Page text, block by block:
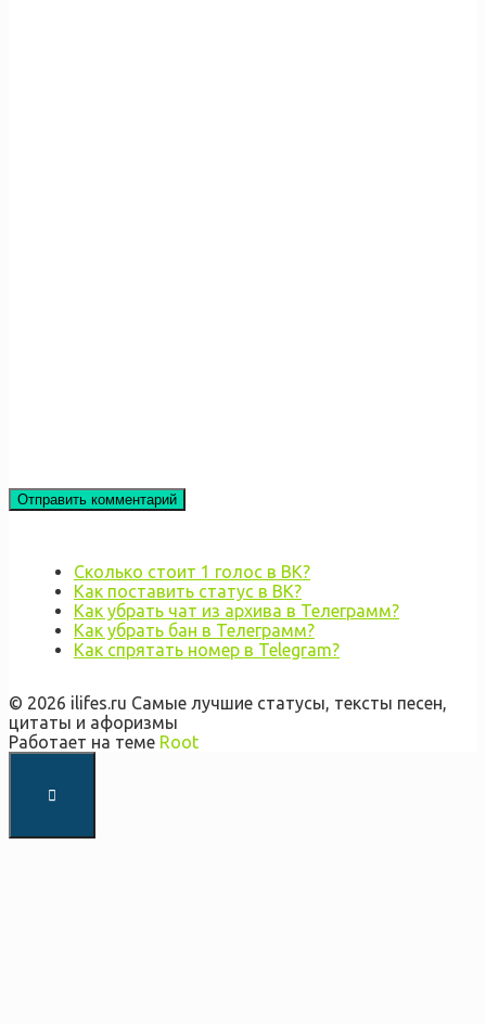
Сколько стоит 1 голос в ВК?
Как поставить статус в ВК?
Как убрать чат из архива в Телеграмм?
Как убрать бан в Телеграмм?
Как спрятать номер в Telegram?
© 2026 ilifes.ru Самые лучшие статусы, тексты песен,
цитаты и афоризмы
Работает на теме Root